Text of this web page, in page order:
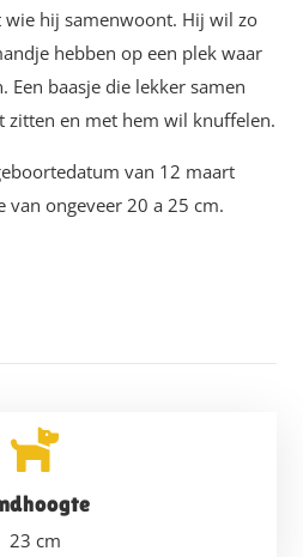
hij samenwoont. Hij wil zo
hebben op een plek waar
baasje die lekker samen
zitten en met hem wil knuffelen.
van 12 maart
van ongeveer 20 a 25 cm.
23 cm